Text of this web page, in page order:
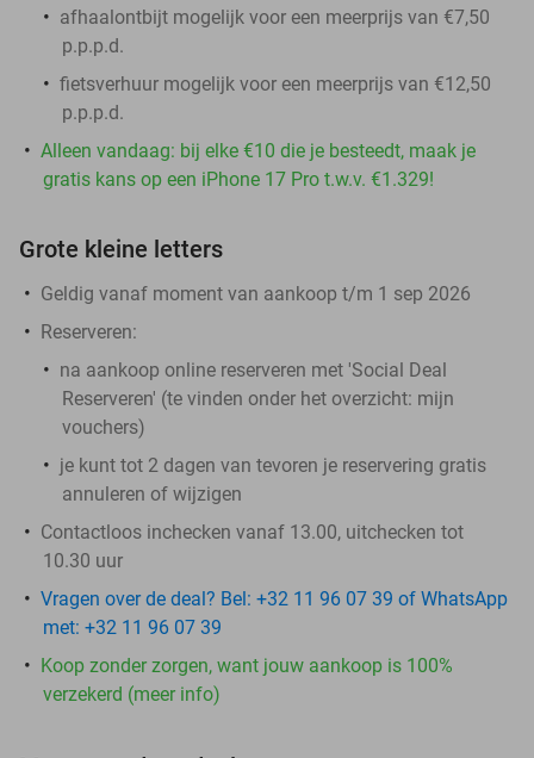
afhaalontbijt mogelijk voor een meerprijs van €7,50
p.p.p.d.
fietsverhuur mogelijk voor een meerprijs van €12,50
p.p.p.d.
Alleen vandaag: bij elke €10 die je besteedt, maak je
gratis kans op een iPhone 17 Pro t.w.v. €1.329!
Grote kleine letters
Geldig vanaf moment van aankoop t/m 1 sep 2026
Reserveren:
na aankoop online reserveren met 'Social Deal
Reserveren' (te vinden onder het overzicht: mijn
vouchers)
je kunt tot 2 dagen van tevoren je reservering gratis
annuleren of wijzigen
Contactloos inchecken vanaf 13.00, uitchecken tot
10.30 uur
Vragen over de deal? Bel: +32 11 96 07 39 of WhatsApp
met: +32 11 96 07 39
Koop zonder zorgen, want jouw aankoop is 100%
verzekerd (meer info)